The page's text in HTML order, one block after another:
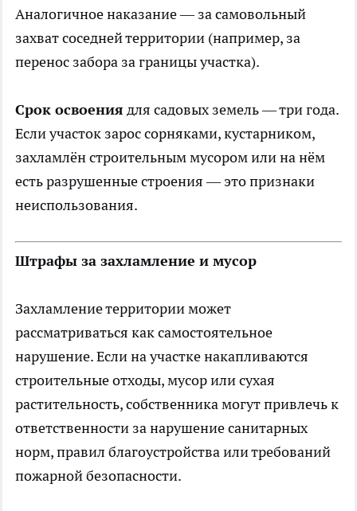
Аналогичное наказание — за самовольный
захват соседней территории (например, за
перенос забора за границы участка).
Срок освоения для садовых земель — три года.
Если участок зарос сорняками, кустарником,
захламлён строительным мусором или на нём
есть разрушенные строения — это признаки
неиспользования.
Штрафы за захламление и мусор
Захламление территории может
рассматриваться как самостоятельное
нарушение. Если на участке накапливаются
строительные отходы, мусор или сухая
растительность, собственника могут привлечь к
ответственности за нарушение санитарных
норм, правил благоустройства или требований
пожарной безопасности.